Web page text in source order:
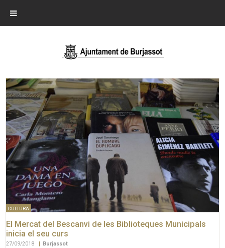
CULTURA
El Mercat del Bescanvi de les Biblioteques Municipals
inicia el seu curs
27/09/2018 Burjassot